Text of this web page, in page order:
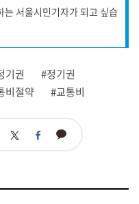
는 서울시민기자가 되고 싶습
기권
#정기권
비절약 #교통비
트 페 카